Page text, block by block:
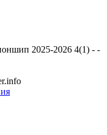
2025-2026 4(1) - -